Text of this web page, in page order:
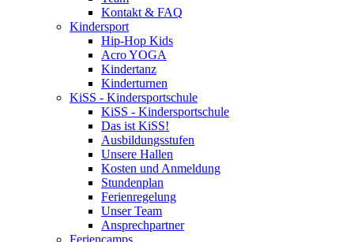
Kontakt & FAQ
Kindersport
Hip-Hop Kids
Acro YOGA
Kindertanz
Kinderturnen
KiSS - Kindersportschule
KiSS - Kindersportschule
Das ist KiSS!
Ausbildungsstufen
Unsere Hallen
Kosten und Anmeldung
Stundenplan
Ferienregelung
Unser Team
Ansprechpartner
Feriencamps